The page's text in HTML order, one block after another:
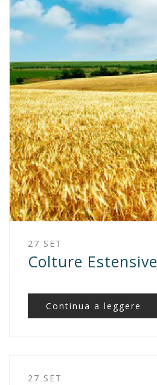
27 SET
Colture Estensive
Continua a leggere
27 SET